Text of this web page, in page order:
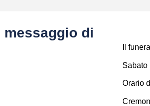
di
Il
Sabato
Orario